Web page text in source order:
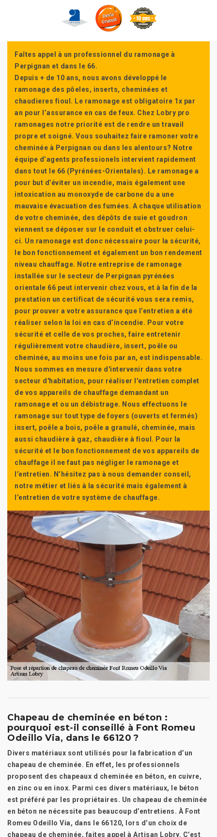
Faîtes appel à un professionnel du ramonage à
Perpignan et dans le 66.
Depuis + de 10 ans, nous avons développé le
ramonage des pôeles, inserts, cheminées et
chaudieres fioul. Le ramonage est obligatoire 1x par
an pour l’assurance en cas de feux. Chez Lobry pro
ramonages notre priorité est de rendre un travail
propre et soigné. Vous souhaitez faire ramoner votre
cheminée à Perpignan ou dans les alentours? Notre
équipe d’agents professionels intervient rapidement
dans tout le 66 (Pyrénées-Orientales). Le ramonage a
pour but d’éviter un incendie, mais également une
intoxication au monoxyde de carbone du a une
mauvaise évacuation des fumées. A chaque utilisation
de votre cheminée, des dépôts de suie et goudron
viennent se déposer sur le conduit et obstruer celui-
ci. Un ramonage est donc nécessaire pour la sécurité,
le bon fonctionnement et également un bon rendement
niveau chauffage. Notre entreprise de ramonage
installée sur le secteur de Perpignan pyrénées
orientale 66 peut intervenir chez vous, et à la fin de la
prestation un certificat de sécurité vous sera remis,
pour prouver a votre assurance que l’entretien a été
réaliser selon la loi en cas d’incendie. Pour votre
sécurité et celle de vos proches, faire entretenir
régulièrement votre chaudière, insert, poêle ou
cheminée, au moins une fois par an, est indispensable.
Nous sommes en mesure d'intervenir dans votre
secteur d'habitation, pour réaliser l'entretien complet
de vos appareils de chauffage demandant un
ramonage et ou un débistrage. Nous effectuons le
ramonage sur tout type de foyers (ouverts et fermés)
insert, poêle a bois, poêle a granulé, cheminée, mais
aussi chaudière à gaz, chaudière à fioul. Pour la
sécurité et le bon fonctionnement de vos appareils de
chauffage il ne faut pas négliger le ramonage et
l’entretien. N’hésitez pas à nous demander conseil,
notre métier et liés à la sécurité mais également à
l’entretien de votre système de chauffage.
Chapeau de cheminée en béton :
pourquoi est-il conseillé à Font Romeu
Odeillo Via, dans le 66120 ?
Divers matériaux sont utilisés pour la fabrication d’un
chapeau de cheminée. En effet, les professionnels
proposent des chapeaux d cheminée en béton, en cuivre,
en zinc ou en inox. Parmi ces divers matériaux, le béton
est préféré par les propriétaires. Un chapeau de cheminée
en béton ne nécessite pas beaucoup d’entretiens. À Font
Romeu Odeillo Via, dans le 66120, lors d’un choix de
chapeau de cheminée, faites appel à Artisan Lobry. C’est